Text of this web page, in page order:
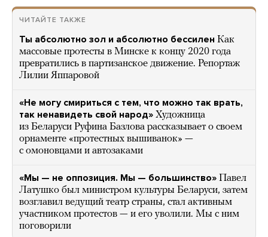
ЧИТАЙТЕ ТАКЖЕ
Ты абсолютно зол и абсолютно бессилен Как
массовые протесты в Минске к концу 2020 года
превратились в партизанское движение. Репортаж
Лилии Яппаровой
«Не могу смириться с тем, что можно так врать,
так ненавидеть свой народ» Художница
из Беларуси Руфина Базлова рассказывает о своем
орнаменте «протестных вышиванок» —
с омоновцами и автозаками
«Мы — не оппозиция. Мы — большинство» Павел
Латушко был министром культуры Беларуси, затем
возглавил ведущий театр страны, стал активным
участником протестов — и его уволили. Мы с ним
поговорили